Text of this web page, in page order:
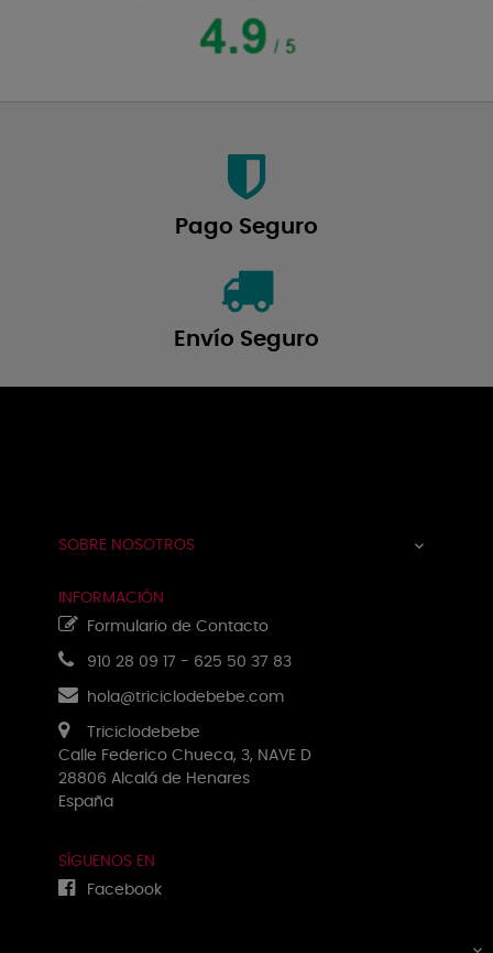
Pago Seguro
Envío Seguro
SOBRE NOSOTROS 
INFORMACIÓN
Formulario de Contacto
910 28 09 17 - 625 50 37 83
hola@triciclodebebe.com
Triciclodebebe
Calle Federico Chueca, 3, NAVE D
28806 Alcalá de Henares
España
SÍGUENOS EN
Facebook